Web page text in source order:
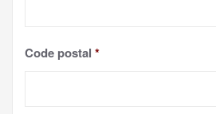
Code postal *